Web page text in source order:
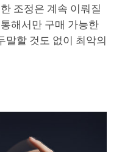
조정은 계속 이뤄질
해서만 구매 가능한
할 것도 없이 최악의